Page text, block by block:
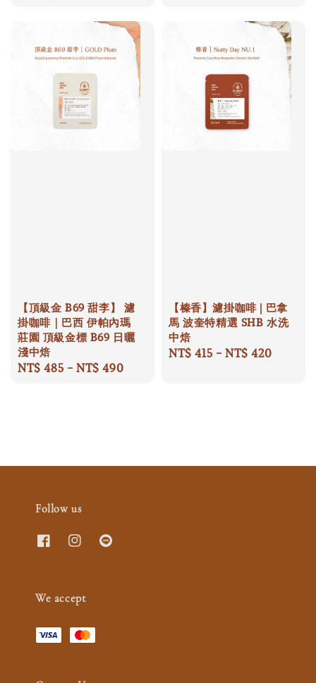
【頂級金 B69 甜李】 濾
掛咖啡｜巴西 伊帕內瑪
莊園 頂級金標 B69 日曬
淺中焙
Regular
NT$ 485 -NT$ 490
【榛香】濾掛咖啡 | 巴拿
馬 波奎特精選 SHB 水洗
中焙
Regular
NT$ 415 -NT$ 420
Follow us
We accept